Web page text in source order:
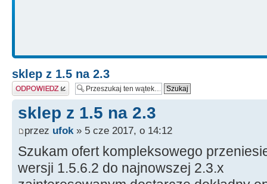
sklep z 1.5 na 2.3
Odpowiedz
sklep z 1.5 na 2.3
przez ufok » 5 cze 2017, o 14:12
Szukam ofert kompleksowego
wersji 1.5.6.2 do najnowszej 2.3.x